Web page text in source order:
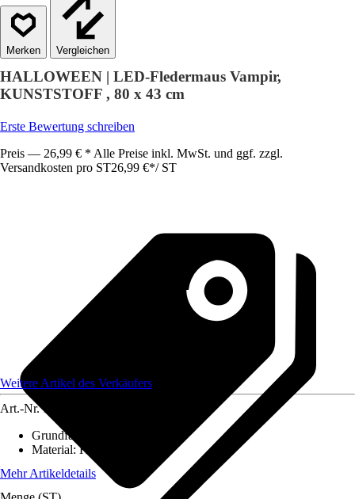
Vergleichen
HALLOWEEN | LED-Fledermaus Vampir,
KUNSTSTOFF , 80 x 43 cm
Erste Bewertung schreiben
Preis — 26,99 € * Alle Preise inkl. MwSt. und ggf. zzgl.
Versandkosten pro ST26,99 €*/ ST
Weitere Artikel des Verkäufers
Art.-Nr. 12584159
Grundfarbe
Material:Kunststoff
Mehr Artikeldetails